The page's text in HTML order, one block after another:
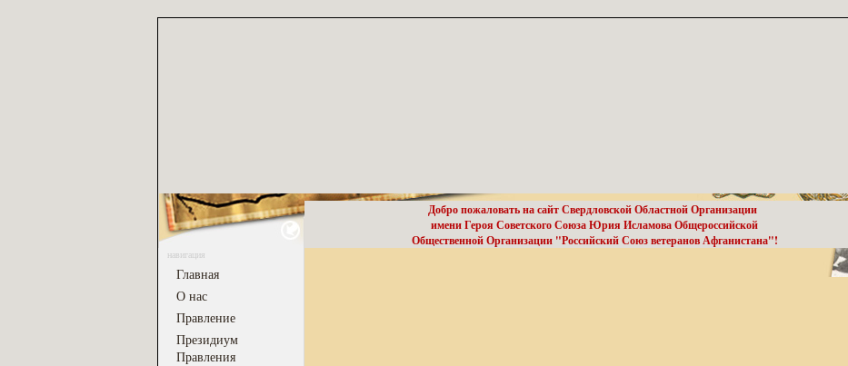
Добро пожаловать на сайт Свердловской Областной Организации
имени Героя Советского Союза Юрия Исламова Общероссийской
Общественной Организации "Российский Союз ветеранов Афганистана"!
навигация
Главная
О нас
Правление
Президиум
Правления